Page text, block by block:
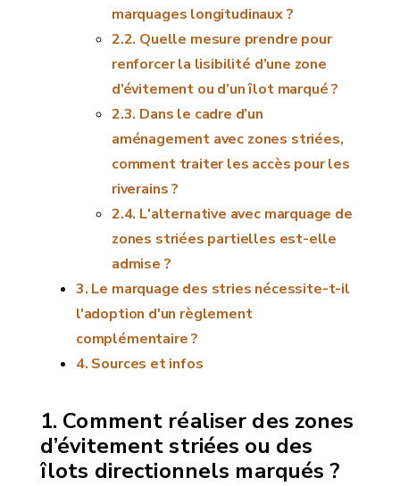
marquages longitudinaux ?
Quelle mesure prendre pour
renforcer la lisibilité d’une zone
d’évitement ou d’un îlot marqué ?
Dans le cadre d’un
aménagement avec zones striées,
comment traiter les accès pour les
riverains ?
L'alternative avec marquage de
zones striées partielles est-elle
admise ?
Le marquage des stries nécessite-t-il
l'adoption d'un règlement
complémentaire ?
Sources et infos
Comment réaliser des zones
d’évitement striées ou des
îlots directionnels marqués ?